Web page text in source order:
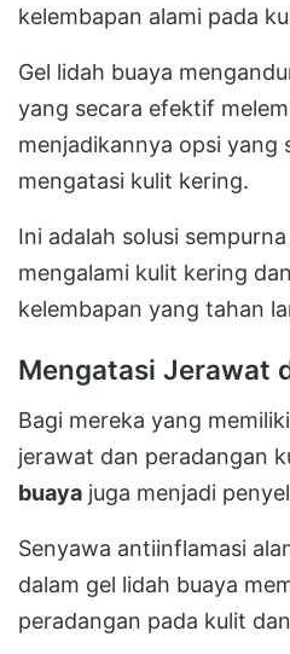
kelembapan alami pada
Gel lidah buaya
yang secara efektif
menjadikannya opsi yang
mengatasi kulit kering.
Ini adalah solusi
mengalami kulit kering
kelembapan yang tahan
Mengatasi Jerawat
Bagi mereka yang
jerawat dan peradangan
buaya juga menjadi
Senyawa antiinflamasi
dalam gel lidah buaya
peradangan pada kulit